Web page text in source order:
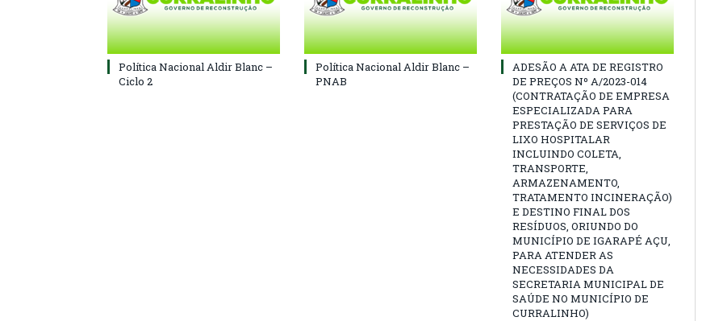
Política Nacional Aldir Blanc –
Ciclo 2
Política Nacional Aldir Blanc –
PNAB
ADESÃO A ATA DE REGISTRO
DE PREÇOS Nº A/2023-014
(CONTRATAÇÃO DE EMPRESA
ESPECIALIZADA PARA
PRESTAÇÃO DE SERVIÇOS DE
LIXO HOSPITALAR
INCLUINDO COLETA,
TRANSPORTE,
ARMAZENAMENTO,
TRATAMENTO INCINERAÇÃO)
E DESTINO FINAL DOS
RESÍDUOS, ORIUNDO DO
MUNICÍPIO DE IGARAPÉ AÇU,
PARA ATENDER AS
NECESSIDADES DA
SECRETARIA MUNICIPAL DE
SAÚDE NO MUNICÍPIO DE
CURRALINHO)